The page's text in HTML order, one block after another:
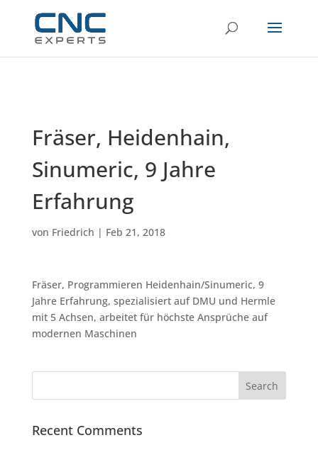
Fräser, Heidenhain,
Sinumeric, 9 Jahre
Erfahrung
von Friedrich | Feb 21, 2018
Fräser, Programmieren Heidenhain/Sinumeric, 9
Jahre Erfahrung, spezialisiert auf DMU und Hermle
mit 5 Achsen, arbeitet für höchste Ansprüche auf
modernen Maschinen
Recent Comments